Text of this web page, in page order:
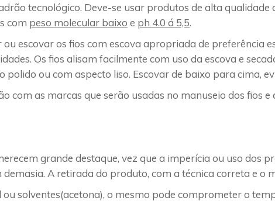
tecnológico. Deve-se usar produtos de alta
com peso molecular baixo e ph 4.0 á 5,5.
ou escovar os fios com escova apropriada de preferência
Os fios alisam facilmente com uso da escova e
ou com aspecto liso. Escovar de baixo para cima,
com as marcas que serão usadas no manuseio dos fios
grande destaque, vez que a imperícia ou uso dos
A retirada do produto, com a técnica correta e o
solventes(acetona), o mesmo pode comprometer o